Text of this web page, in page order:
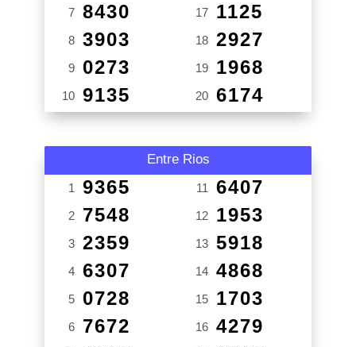
7 8430
8 3903
9 0273
10 9135
17 1125
18 2927
19 1968
20 6174
Entre Rios
1 9365
2 7548
3 2359
4 6307
5 0728
6 7672
11 6407
12 1953
13 5918
14 4868
15 1703
16 4279